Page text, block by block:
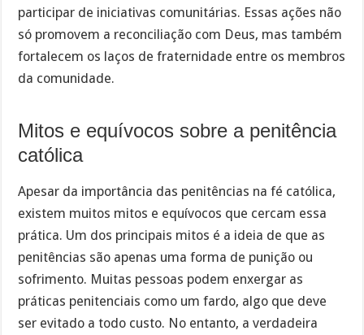
participar de iniciativas comunitárias. Essas ações não
só promovem a reconciliação com Deus, mas também
fortalecem os laços de fraternidade entre os membros
da comunidade.
Mitos e equívocos sobre a penitência
católica
Apesar da importância das penitências na fé católica,
existem muitos mitos e equívocos que cercam essa
prática. Um dos principais mitos é a ideia de que as
penitências são apenas uma forma de punição ou
sofrimento. Muitas pessoas podem enxergar as
práticas penitenciais como um fardo, algo que deve
ser evitado a todo custo. No entanto, a verdadeira